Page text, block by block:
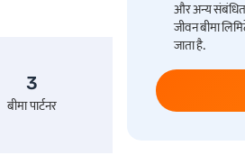
3
बीमा पार्टनर
और अन्य संबंधित
जीवन बीमा
जाता है.